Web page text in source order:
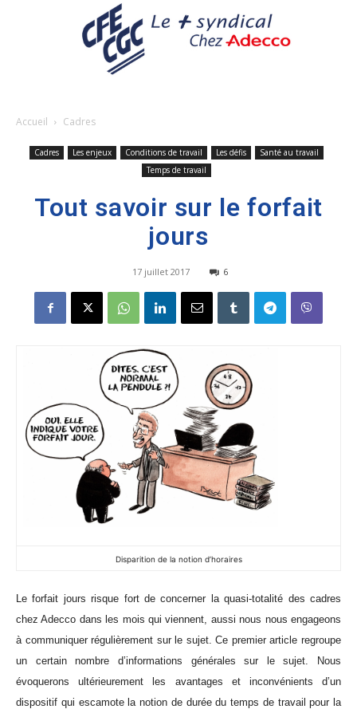
Accueil Cadres
Cadres Les enjeux Conditions de travail Les défis
Santé au travail
Temps de travail
Tout savoir sur le forfait
jours
17 juillet 2017 6
Disparition de la notion d’horaires
Le forfait jours risque fort de concerner la quasi-totalité des cadres
chez Adecco dans les mois qui viennent, aussi nous nous engageons
à communiquer régulièrement sur le sujet. Ce premier article regroupe
un certain nombre d’informations générales sur le sujet. Nous
évoquerons ultérieurement les avantages et inconvénients d’un
dispositif qui escamote la notion de durée du temps de travail pour la